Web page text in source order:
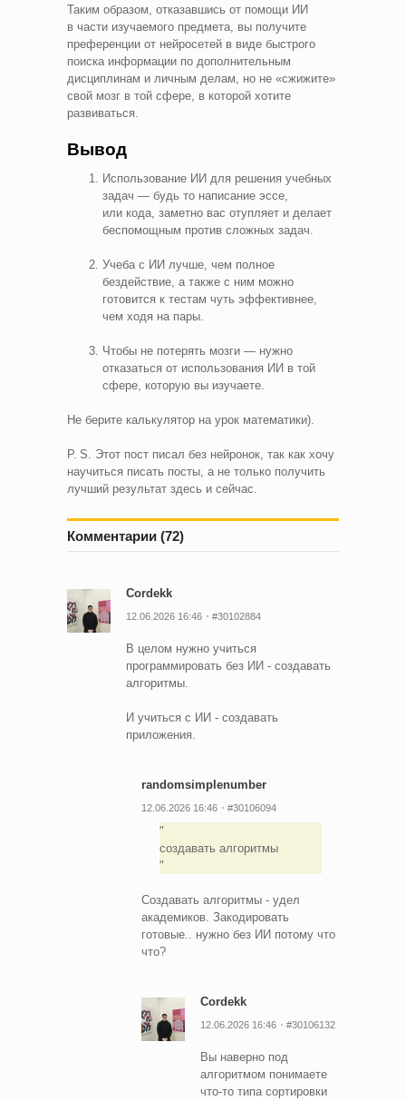
Таким образом, отказавшись от помощи ИИ
в части изучаемого предмета, вы получите
преференции от нейросетей в виде быстрого
поиска информации по дополнительным
дисциплинам и личным делам, но не «сжижите»
свой мозг в той сфере, в которой хотите
развиваться.
Вывод
Использование ИИ для решения учебных
задач — будь то написание эссе,
или кода, заметно вас отупляет и делает
беспомощным против сложных задач.
Учеба с ИИ лучше, чем полное
бездействие, а также с ним можно
готовится к тестам чуть эффективнее,
чем ходя на пары.
Чтобы не потерять мозги — нужно
отказаться от использования ИИ в той
сфере, которую вы изучаете.
Не берите калькулятор на урок математики).
P. S. Этот пост писал без нейронок, так как хочу
научиться писать посты, а не только получить
лучший результат здесь и сейчас.
Комментарии (72)
Cordekk
12.06.2026 16:46 #30102884
В целом нужно учиться
программировать без ИИ - создавать
алгоритмы.
И учиться с ИИ - создавать
приложения.
randomsimplenumber
12.06.2026 16:46 #30106094
создавать алгоритмы
Создавать алгоритмы - удел
академиков. Закодировать
готовые.. нужно без ИИ потому что
что?
Cordekk
12.06.2026 16:46 #30106132
Вы наверно под
алгоритмом понимаете
что-то типа сортировки